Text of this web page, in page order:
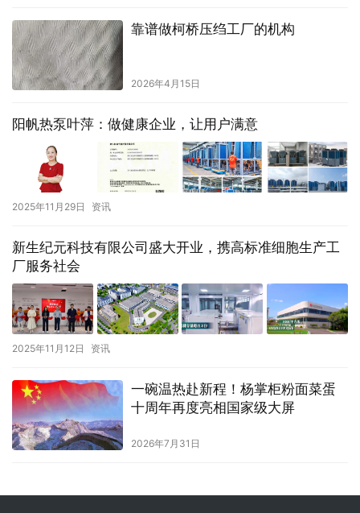
靠谱做柯桥压绉工厂的机构
2026年4月15日
阳帆热泵叶萍：做健康企业，让用户满意
2025年11月29日 资讯
新生纪元科技有限公司盛大开业，携高标准细胞生产工
厂服务社会
2025年11月12日 资讯
一碗温热赴新程！杨掌柜粉面菜蛋
十周年再度亮相国家级大屏
2026年7月31日